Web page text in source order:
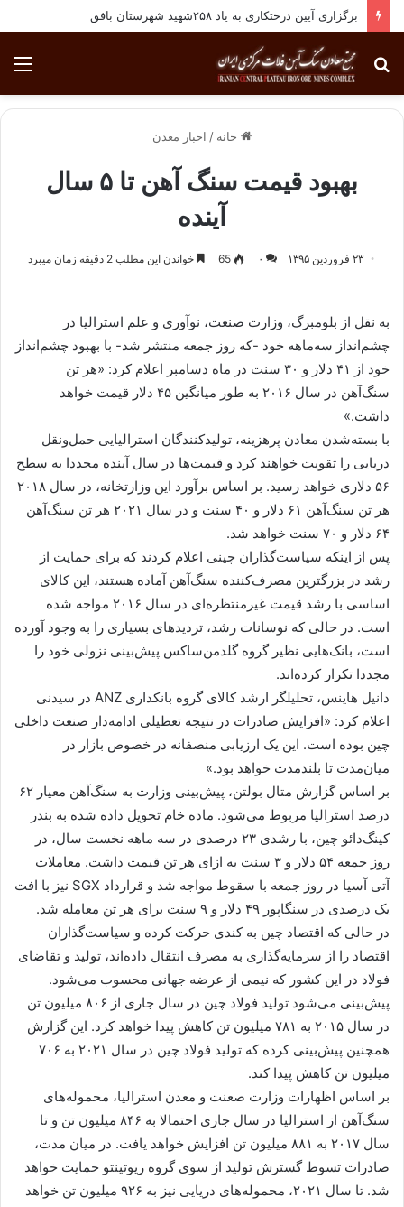
برگزاری آیین درختکاری به یاد ۲۵۸شهید شهرستان بافق
جستجو
برای
خانه / اخبار معدن
بهبود قیمت سنگ آهن تا ۵ سال
آینده
۲۳ فروردین ۱۳۹۵ ۰ 65 خواندن این مطلب 2 دقیقه زمان میبرد
به نقل از بلومبرگ، وزارت صنعت، نوآوری و علم استرالیا در
چشم‌انداز سه‌ماهه خود -که روز جمعه منتشر شد- با بهبود چشم‌انداز
خود از ۴۱ دلار و ۳۰ سنت در ماه دسامبر اعلام کرد: «هر تن
سنگ‌آهن در سال ۲۰۱۶ به طور میانگین ۴۵ دلار قیمت خواهد
داشت.»
با بسته‌شدن معادن پرهزینه، تولیدکنندگان استرالیایی حمل‌ونقل
دریایی را تقویت خواهند کرد و قیمت‌ها در سال آینده مجددا به سطح
۵۶ دلاری خواهد رسید. بر اساس برآورد این وزارتخانه، در سال ۲۰۱۸
هر تن سنگ‌آهن ۶۱ دلار و ۴۰ سنت و در سال ۲۰۲۱ هر تن سنگ‌آهن
۶۴ دلار و ۷۰ سنت خواهد شد.
پس از اینکه سیاست‌گذاران چینی اعلام کردند که برای حمایت از
رشد در بزرگترین مصرف‌کننده سنگ‌آهن آماده هستند، این کالای
اساسی با رشد قیمت غیرمنتظره‌ای در سال ۲۰۱۶ مواجه شده
است. در حالی که نوسانات رشد، تردیدهای بسیاری را به وجود آورده
است، بانک‌هایی نظیر گروه گلدمن‌ساکس پیش‌بینی نزولی خود را
مجددا تکرار کرده‌اند.
دانیل هاینس، تحلیلگر ارشد کالای گروه بانکداری ANZ در سیدنی
اعلام کرد: «افزایش صادرات در نتیجه تعطیلی ادامه‌دار صنعت داخلی
چین بوده است. این یک ارزیابی منصفانه در خصوص بازار در
میان‌مدت تا بلندمدت خواهد بود.»
بر اساس گزارش متال بولتن، پیش‌بینی وزارت به سنگ‌آهن معیار ۶۲
درصد استرالیا مربوط می‌شود. ماده خام تحویل داده شده به بندر
کینگ‌دائو چین، با رشدی ۲۳ درصدی در سه ماهه نخست سال، در
روز جمعه ۵۴ دلار و ۳ سنت به ازای هر تن قیمت داشت. معاملات
آتی آسیا در روز جمعه با سقوط مواجه شد و قرارداد SGX نیز با افت
یک درصدی در سنگاپور ۴۹ دلار و ۹ سنت برای هر تن معامله شد.
در حالی که اقتصاد چین به کندی حرکت کرده و سیاست‌گذاران
اقتصاد را از سرمایه‌گذاری به مصرف انتقال داده‌اند، تولید و تقاضای
فولاد در این کشور که نیمی از عرضه جهانی محسوب می‌شود.
پیش‌بینی می‌شود تولید فولاد چین در سال جاری از ۸۰۶ میلیون تن
در سال ۲۰۱۵ به ۷۸۱ میلیون تن کاهش پیدا خواهد کرد. این گزارش
همچنین پیش‌بینی کرده که تولید فولاد چین در سال ۲۰۲۱ به ۷۰۶
میلیون تن کاهش پیدا کند.
بر اساس اظهارات وزارت صعنت و معدن استرالیا، محموله‌های
سنگ‌آهن از استرالیا در سال جاری احتمالا به ۸۴۶ میلیون تن و تا
سال ۲۰۱۷ به ۸۸۱ میلیون تن افزایش خواهد یافت. در میان مدت،
صادرات تسوط گسترش تولید از سوی گروه ریوتینتو حمایت خواهد
شد. تا سال ۲۰۲۱، محموله‌های دریایی نیز به ۹۲۶ میلیون تن خواهد